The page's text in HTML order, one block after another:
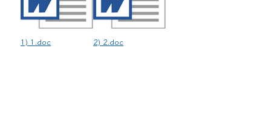
1) 1.doc 2) 2.doc